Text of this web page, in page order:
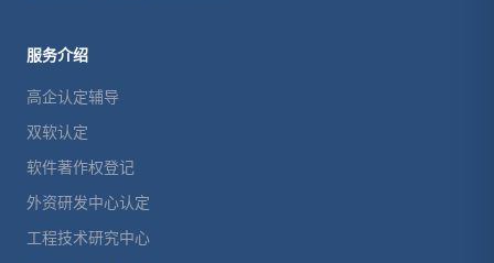
服务介绍
高企认定辅导
双软认定
软件著作权登记
外资研发中心认定
工程技术研究中心